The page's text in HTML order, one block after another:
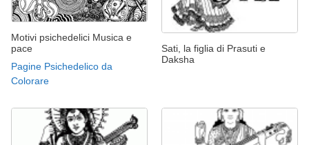
Motivi psichedelici Musica e
pace
Pagine Psichedelico da
Colorare
Sati, la figlia di Prasuti e
Daksha